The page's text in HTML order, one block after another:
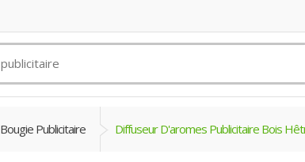
Bougie Publicitaire Diffuseur D'aromes Publicitaire Bois